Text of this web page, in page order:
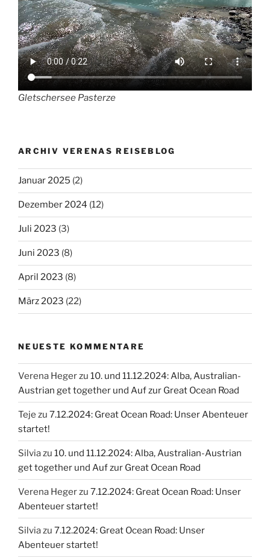
Gletschersee Pasterze
ARCHIV VERENAS REISEBLOG
Januar 2025 (2)
Dezember 2024 (12)
Juli 2023 (3)
Juni 2023 (8)
April 2023 (8)
März 2023 (22)
NEUESTE KOMMENTARE
Verena Hegerzu 10. und 11.12.2024: Alba, Australian-
Austrian get together und Auf zur Great Ocean Road
Teje zu 7.12.2024: Great Ocean Road: Unser Abenteuer
startet!
Silviazu 10. und 11.12.2024: Alba, Australian-Austrian
get together und Auf zur Great Ocean Road
Verena Hegerzu 7.12.2024: Great Ocean Road: Unser
Abenteuer startet!
Silviazu 7.12.2024: Great Ocean Road: Unser
Abenteuer startet!